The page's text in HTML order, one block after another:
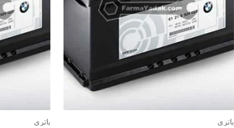
باتری باتری